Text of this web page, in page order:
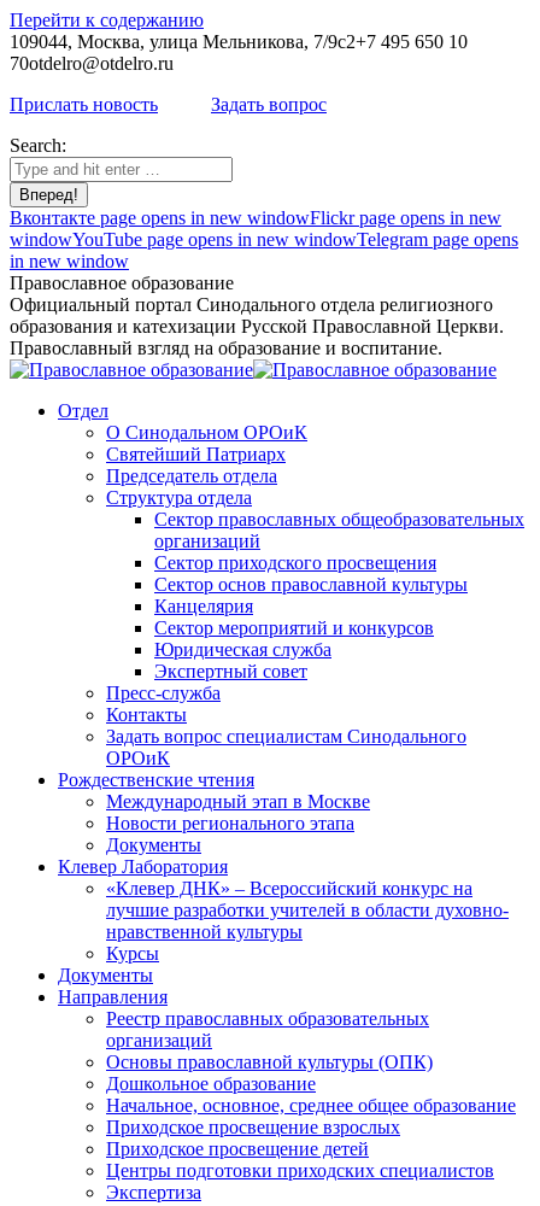
Перейти к содержанию
109044, Москва, улица Мельникова, 7/9с2+7 495 650 10
70otdelro@otdelro.ru
Прислать новость
Задать вопрос
Search:
Вконтакте page opens in new windowFlickr page opens in new
windowYouTube page opens in new windowTelegram page opens
in new window
Православное образование
Официальный портал Синодального отдела религиозного
образования и катехизации Русской Православной Церкви.
Православный взгляд на образование и воспитание.
Отдел
О Синодальном ОРОиК
Святейший Патриарх
Председатель отдела
Структура отдела
Сектор православных общеобразовательных
организаций
Сектор приходского просвещения
Сектор основ православной культуры
Канцелярия
Сектор мероприятий и конкурсов
Юридическая служба
Экспертный совет
Пресс-служба
Контакты
Задать вопрос специалистам Синодального
ОРОиК
Рождественские чтения
Международный этап в Москве
Новости регионального этапа
Документы
Клевер Лаборатория
«Клевер ДНК» – Всероссийский конкурс на
лучшие разработки учителей в области духовно-
нравственной культуры
Курсы
Документы
Направления
Реестр православных образовательных
организаций
Основы православной культуры (ОПК)
Дошкольное образование
Начальное, основное, среднее общее образование
Приходское просвещение взрослых
Приходское просвещение детей
Центры подготовки приходских специалистов
Экспертиза